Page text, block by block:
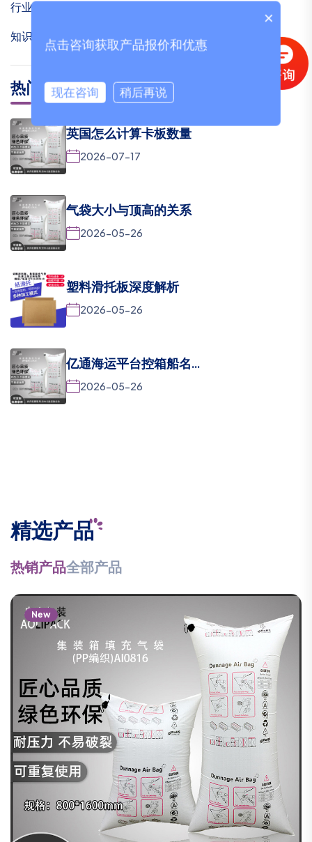
行业资讯
知识问答
热门文章
英国怎么计算卡板数量
2026-07-17
气袋大小与顶高的关系
2026-05-26
塑料滑托板深度解析
2026-05-26
亿通海运平台控箱船名...
2026-05-26
精选产品
热销产品全部产品
New
×
点击咨询获取产品报价和优惠
现在咨询 稍后再说